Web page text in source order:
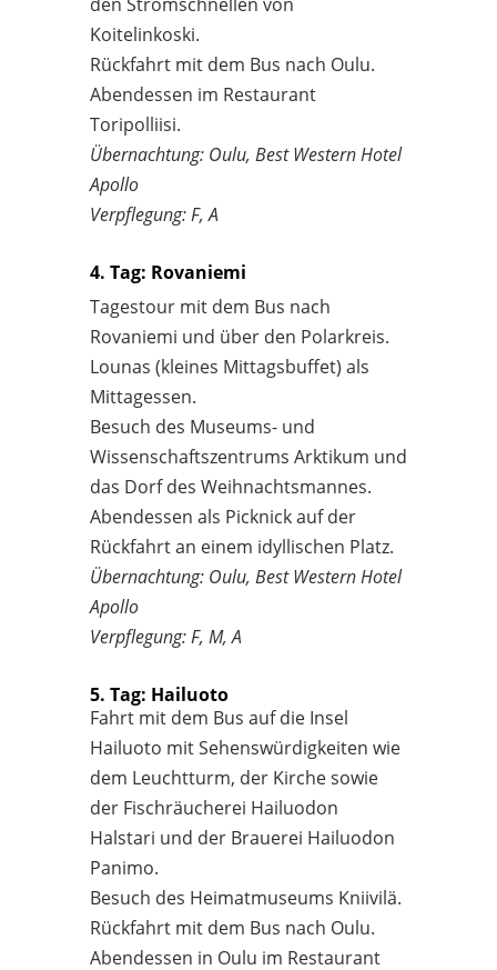
Koitelinkoski.
Rückfahrt mit dem Bus nach Oulu.
Abendessen im Restaurant
Toripolliisi.
Übernachtung: Oulu, Best Western Hotel
Apollo
Verpflegung: F, A
4. Tag: Rovaniemi
Tagestour mit dem Bus nach
Rovaniemi und über den Polarkreis.
Lounas (kleines Mittagsbuffet) als
Mittagessen.
Besuch des Museums- und
Wissenschaftszentrums Arktikum und
das Dorf des Weihnachtsmannes.
Abendessen als Picknick auf der
Rückfahrt an einem idyllischen Platz.
Übernachtung: Oulu, Best Western Hotel
Apollo
Verpflegung: F, M, A
5. Tag: Hailuoto
Fahrt mit dem Bus auf die Insel
Hailuoto mit Sehenswürdigkeiten wie
dem Leuchtturm, der Kirche sowie
der Fischräucherei Hailuodon
Halstari und der Brauerei Hailuodon
Panimo.
Besuch des Heimatmuseums Kniivilä.
Rückfahrt mit dem Bus nach Oulu.
Abendessen in Oulu im Restaurant